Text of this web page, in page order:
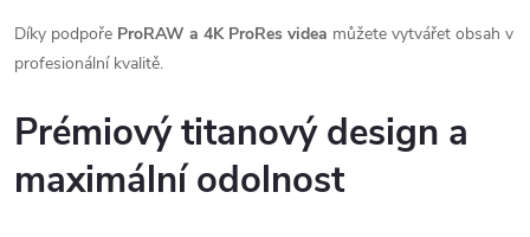
Díky podpoře ProRAW a 4K ProRes videa můžete vytvářet obsah v
profesionální kvalitě.
Prémiový titanový design a
maximální odolnost